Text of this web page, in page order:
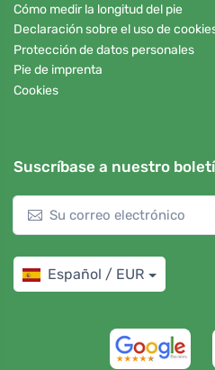
Cómo medir la longitud del pie
Declaración sobre el uso de
Protección de datos personales
Pie de imprenta
Cookies
Suscríbase a nuestro
Español / EUR